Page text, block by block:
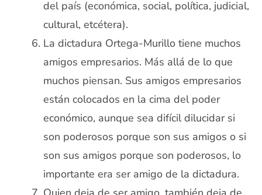
del país (económica, social, política, judicial,
cultural, etcétera).
La dictadura Ortega-Murillo tiene muchos
amigos empresarios. Más allá de lo que
muchos piensan. Sus amigos empresarios
están colocados en la cima del poder
económico, aunque sea difícil dilucidar si
son poderosos porque son sus amigos o si
son sus amigos porque son poderosos, lo
importante era ser amigo de la dictadura.